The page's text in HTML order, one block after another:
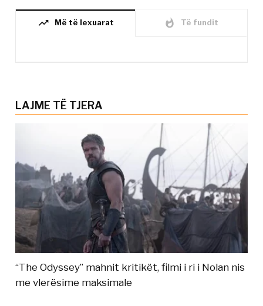
trending_up Më të lexuarat whatshot Të fundit
LAJME TË TJERA
“The Odyssey” mahnit kritikët, filmi i ri i Nolan nis
me vlerësime maksimale